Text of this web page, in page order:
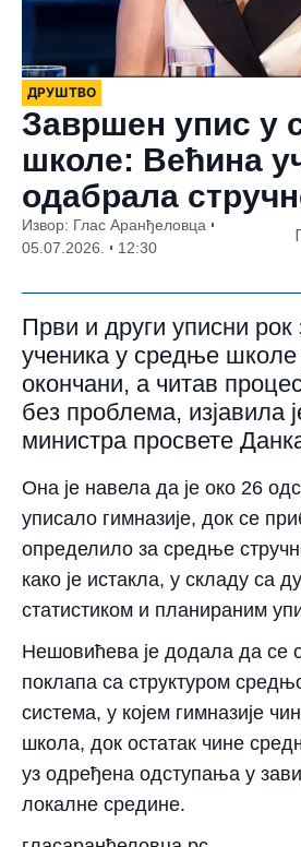
ДРУШТВО
Завршен упис у
школе: Већина
одабрала
Извор: Глас Аранђеловца
05.07.2026.
12:30
Први и други уписни рок
ученика у средње
окончани, а читав
без проблема, изјавила
министра просвете
Она је навела да је око 26
уписало гимназије, док се
определило за средње
како је истакла, у складу са
статистиком и планираним
Нешовићева је додала да се
поклапа са структуром
система, у којем гимназије
школа, док остатак чине
уз одређена одступања у
локалне средине.